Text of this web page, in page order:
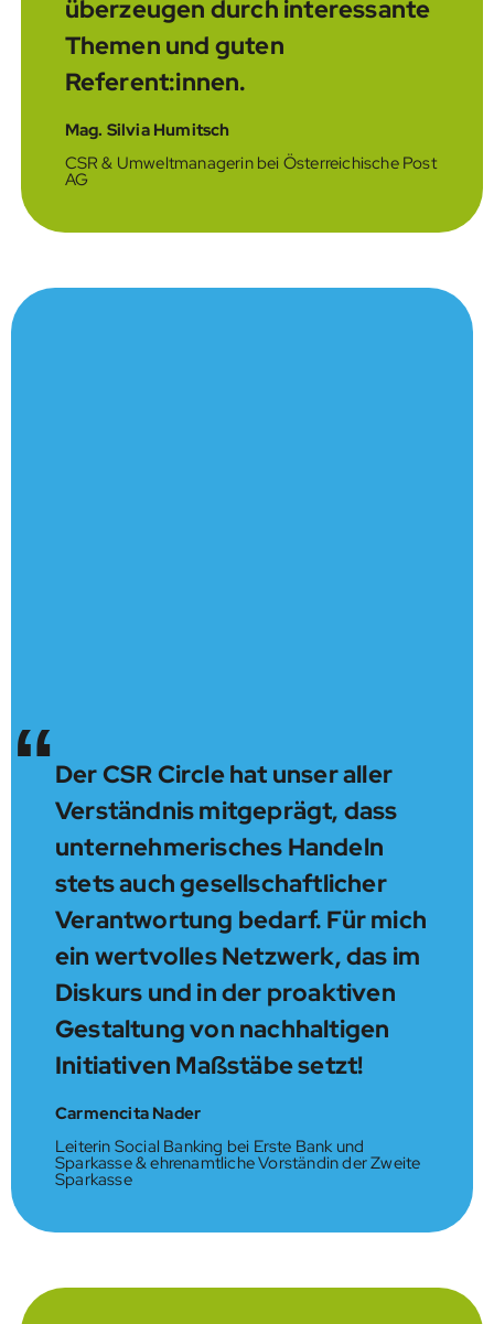
überzeugen durch interessante
Themen und guten
Referent:innen.
Mag. Silvia Humitsch
CSR & Umweltmanagerin bei Österreichische Post
AG
“Der CSR Circle hat unser aller
Verständnis mitgeprägt, dass
unternehmerisches Handeln
stets auch gesellschaftlicher
Verantwortung bedarf. Für mich
ein wertvolles Netzwerk, das im
Diskurs und in der proaktiven
Gestaltung von nachhaltigen
Initiativen Maßstäbe setzt!
Carmencita Nader
Leiterin Social Banking bei Erste Bank und
Sparkasse & ehrenamtliche Vorständin der Zweite
Sparkasse